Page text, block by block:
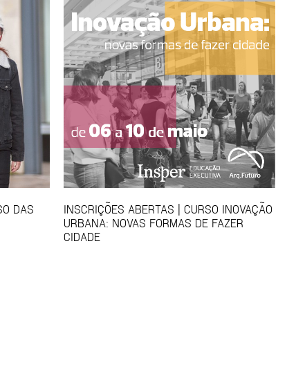
DAS
INSCRIÇÕES ABERTAS | CURSO INOVAÇÃO
URBANA: NOVAS FORMAS DE FAZER
CIDADE